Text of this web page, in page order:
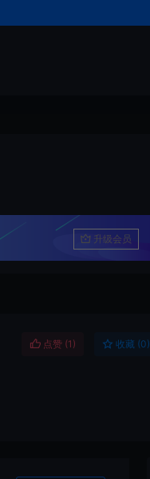
升级会员
点赞 (1 ) 收藏 (0)